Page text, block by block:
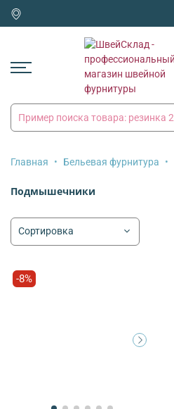
Главная Бельевая фурнитура
Подмышечники
-8%